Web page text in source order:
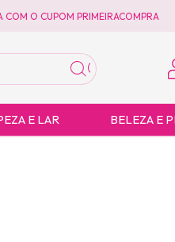
O CUPOM PRIMEIRACOMPRA
E LAR BELEZA E